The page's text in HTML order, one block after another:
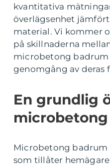
kvantitativa
överlägsenhet
material. Vi kommer
på skillnaderna
microbetong badrum
genomgång av deras
En grundlig
Microbetong badrum
som tillåter